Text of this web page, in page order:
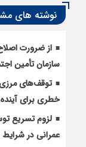
نوشته های
از ضرورت
سازمان تأمین
توقف‌های
خطری برای آینده
لزوم تسریع
عمرانی در